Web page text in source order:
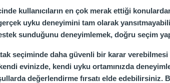
kullanıcıların en çok merak ettiği
uyku deneyimini tam olarak
sunduğunu deneyimlemek, doğru seçim
seçiminde daha güvenli bir karar verebilmesi
kendi evinizde, kendi uyku ortamınızda
değerlendirme fırsatı elde edebilirsiniz.